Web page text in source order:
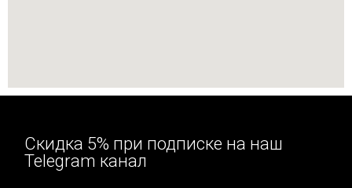
Скидка 5% при подписке на наш
Telegram канал